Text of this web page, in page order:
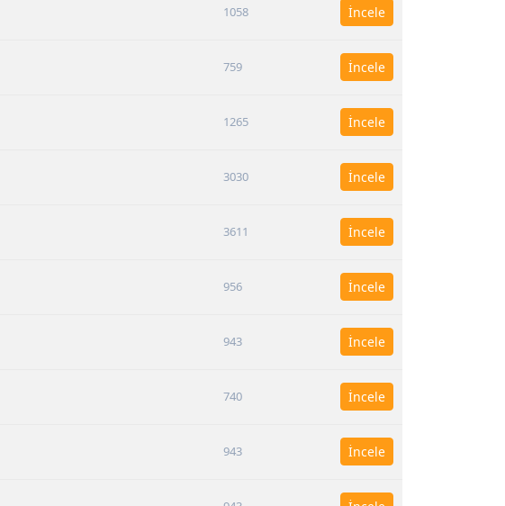
1058 İncele
759 İncele
1265 İncele
3030 İncele
3611 İncele
956 İncele
943 İncele
740 İncele
943 İncele